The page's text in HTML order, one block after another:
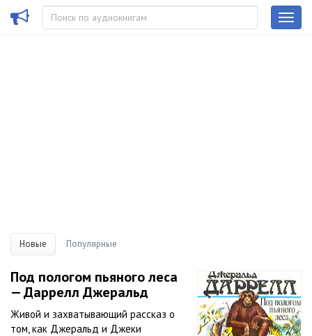
Новые Популярные
Под пологом пьяного леса
— Даррелл Джеральд
Живой и захватывающий рассказ о
том, как Джеральд и Джеки